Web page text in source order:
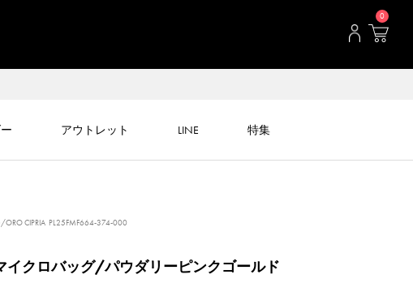
0
アウトレット LINE 特集
CIPRIA PL25FMF664-374-000
イクロバッグ/パウダリーピンクゴールド